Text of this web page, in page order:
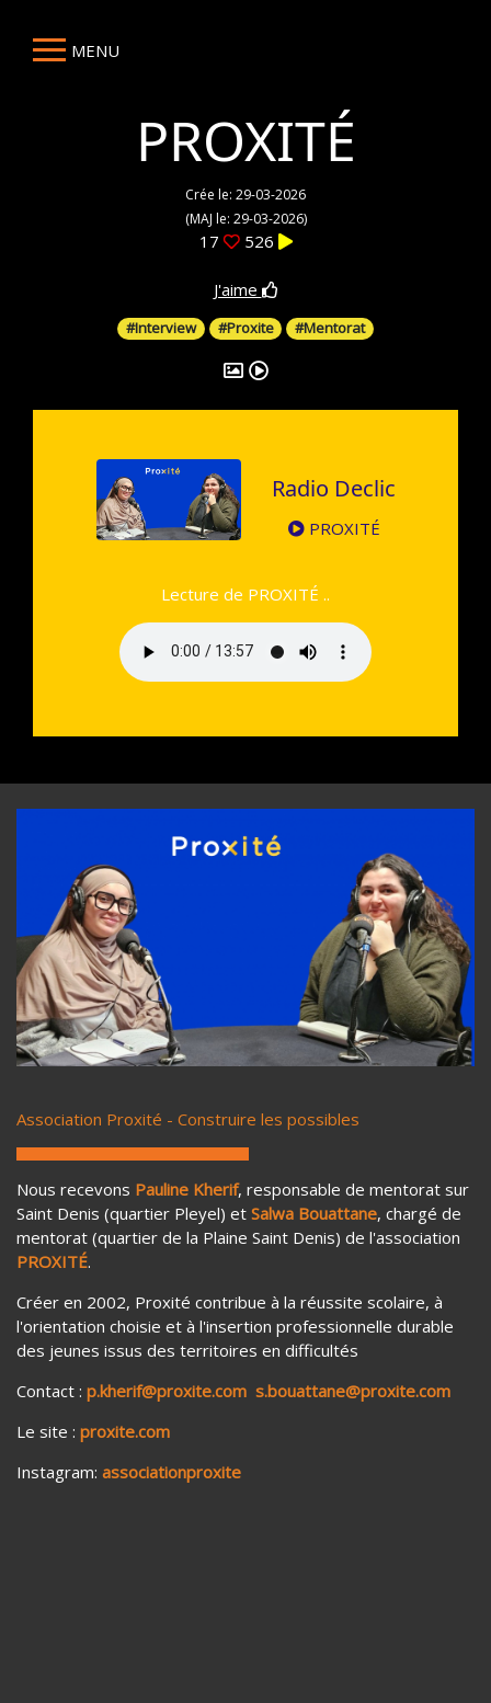
MENU
PROXITÉ
Crée le: 29-03-2026
(MAJ le: 29-03-2026)
17 526
J'aime
#Interview #Proxite #Mentorat
Radio Declic
PROXITÉ
Lecture de PROXITÉ ..
Association Proxité - Construire les possibles
Nous recevons Pauline Kherif, responsable de mentorat sur
Saint Denis (quartier Pleyel) et Salwa Bouattane, chargé de
mentorat (quartier de la Plaine Saint Denis) de l'association
PROXITÉ.
Créer en 2002, Proxité contribue à la réussite scolaire, à
l'orientation choisie et à l'insertion professionnelle durable
des jeunes issus des territoires en difficultés
Contact : p.kherif@proxite.com s.bouattane@proxite.com
Le site : proxite.com
Instagram: associationproxite